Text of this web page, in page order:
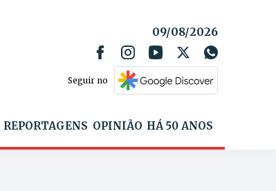
09/08/2026
Seguir no
REPORTAGENS OPINIÃO HÁ 50 ANOS